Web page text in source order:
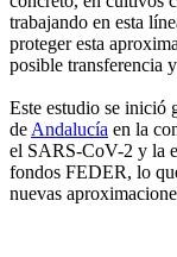
trabajando en esta
proteger esta
posible transferencia
Este estudio se inició
de Andalucía en la
el SARS-CoV-2 y la
fondos FEDER, lo
nuevas